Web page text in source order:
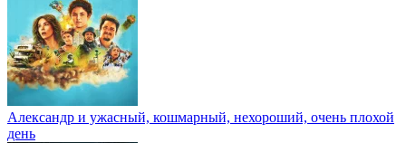
Александр и ужасный, кошмарный, нехороший, очень плохой
день